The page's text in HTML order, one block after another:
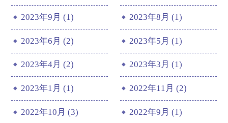
2023年9月 (1) 2023年8月 (1)
2023年6月 (2) 2023年5月 (1)
2023年4月 (2) 2023年3月 (1)
2023年1月 (1) 2022年11月 (2)
2022年10月 (3) 2022年9月 (1)